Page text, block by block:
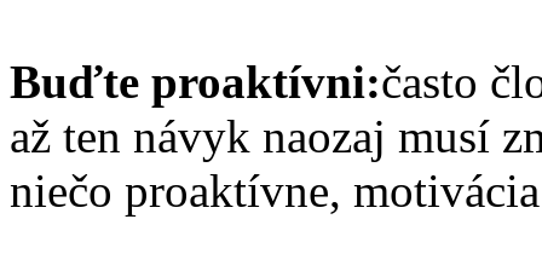
Buďte proaktívni:často
až ten návyk naozaj musí
niečo proaktívne,